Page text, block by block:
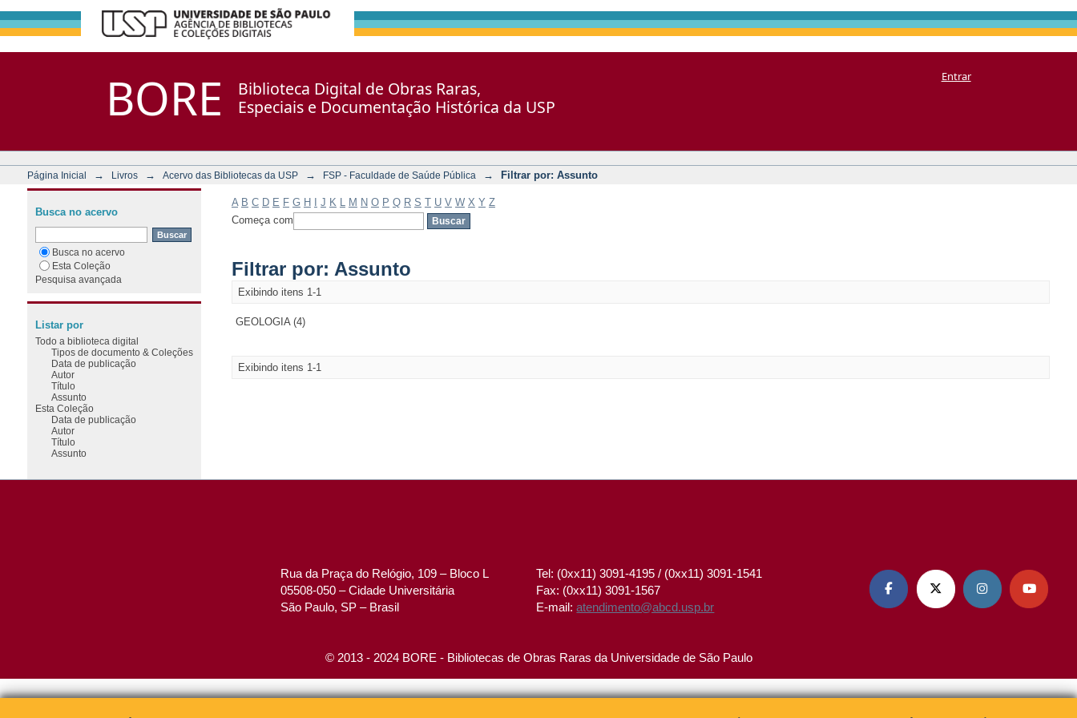
BORE
Biblioteca Digital de Obras Raras,
Especiais e Documentação Histórica da USP
Entrar
Página Inicial → Livros → Acervo das Bibliotecas da USP → FSP - Faculdade de Saúde Pública → Filtrar por: Assunto
A B C D E F G H J K M N O P Q R S T U V W X Y Z
Começa com
Filtrar por: Assunto
Exibindo itens 1-1
GEOLOGIA (4)
Exibindo itens 1-1
Busca no acervo
Busca no acervo
Esta Coleção
Pesquisa avançada
Listar por
Todo a biblioteca digital
Tipos de documento & Coleções
Data de publicação
Autor
Título
Assunto
Esta Coleção
Data de publicação
Autor
Título
Assunto
Rua da Praça do Relógio, 109 – Bloco L
05508-050 – Cidade Universitária
São Paulo, SP – Brasil
Tel: (0xx11) 3091-4195 / (0xx11) 3091-1541
Fax: (0xx11) 3091-1567
E-mail:atendimento@abcd.usp.br
   
© 2013 - 2024 BORE - Bibliotecas de Obras Raras da Universidade de São Paulo